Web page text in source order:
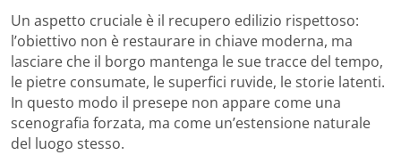
Un aspetto cruciale è il recupero edilizio rispettoso:
l’obiettivo non è restaurare in chiave moderna, ma
lasciare che il borgo mantenga le sue tracce del tempo,
le pietre consumate, le superfici ruvide, le storie latenti.
In questo modo il presepe non appare come una
scenografia forzata, ma come un’estensione naturale
del luogo stesso.